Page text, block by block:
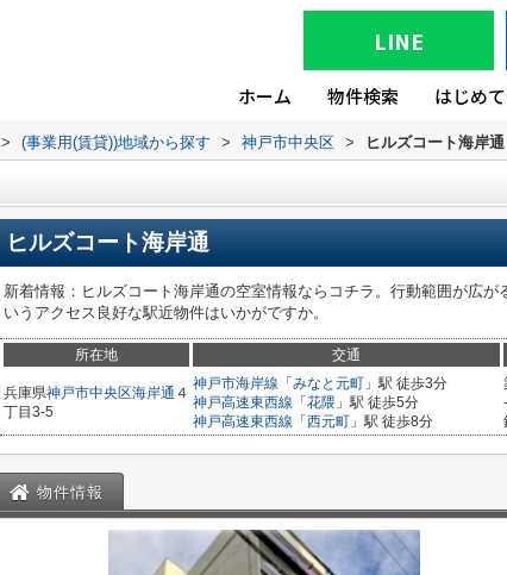
LINE
ホーム 物件検索 はじめ
> (事業用(賃貸))地域から探す > 神戸市中央区 > ヒルズコート海岸通
ヒルズコート海岸通
新着情報：ヒルズコート海岸通の空室情報ならコチラ。行動範囲が広が
いうアクセス良好な駅近物件はいかがですか。
所在地 交通
兵庫県神戸市中央区海岸通 ４
丁目3-5
神戸市海岸線 「 みなと元町 」駅 徒歩3分
神戸高速東西線 「 花隈 」駅 徒歩5分
神戸高速東西線 「 西元町 」駅 徒歩8分
-
物件情報